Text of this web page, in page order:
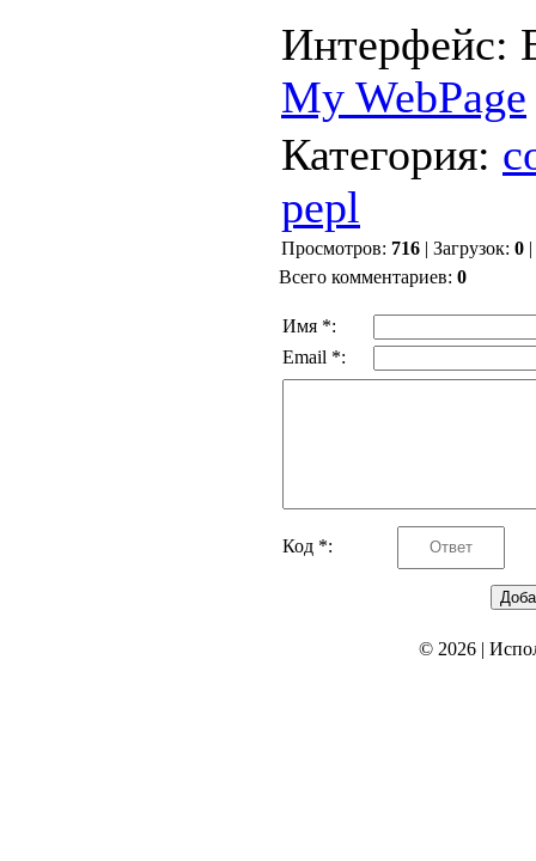
Интерфейс:
My WebPage
Категория:
pepl
Просмотров: 716 | Загрузок: 0 |
Всего комментариев: 0
Имя *:
Email *:
Код *:
© 2026|